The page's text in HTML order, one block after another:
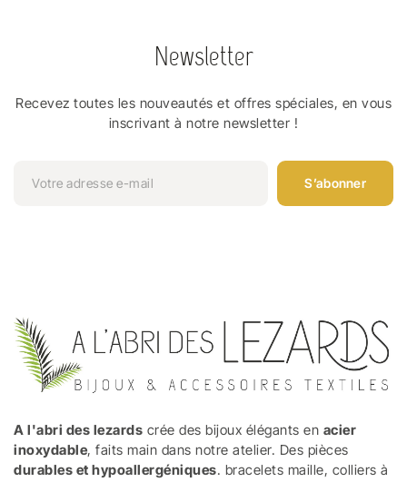
Newsletter
Recevez toutes les nouveautés et offres spéciales, en vous
inscrivant à notre newsletter !
S’abonner
A l'abri des lezards crée des bijoux élégants en acier
inoxydable, faits main dans notre atelier. Des pièces
durables et hypoallergéniques. bracelets maille, colliers à